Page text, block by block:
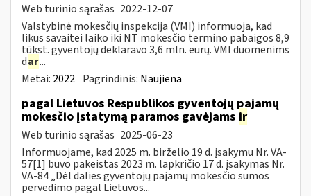
Web turinio sąrašas 2022-12-07
Valstybinė mokesčių inspekcija (VMI) informuoja, kad
likus savaitei laiko iki NT mokesčio termino pabaigos 8,9
tūkst. gyventojų deklaravo 3,6 mln. eurų. VMI duomenims
dar...
Metai: 2022 Pagrindinis: Naujiena
pagal Lietuvos Respublikos gyventojų pajamų
mokesčio įstatymą paramos gavėjams ir
Web turinio sąrašas 2025-06-23
Informuojame, kad 2025 m. birželio 19 d. įsakymu Nr. VA-
57[1] buvo pakeistas 2023 m. lapkričio 17 d. įsakymas Nr.
VA-84 „Dėl dalies gyventojų pajamų mokesčio sumos
pervedimo pagal Lietuvos...